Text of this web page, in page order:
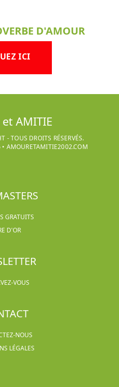
D'AMOUR
ICI
AMITIE
- TOUS DROITS RÉSERVÉS.
• AMOURETAMITIE2002.COM
GRATUITS
D'OR
VOUS
NOUS
LÉGALES